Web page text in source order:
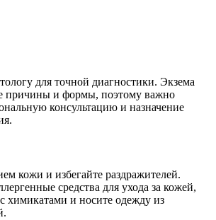
для точной диагностики. Экзема
причины и формы, поэтому важно
консультацию и назначение
кожи и избегайте раздражителей.
средства для ухода за кожей,
с химикатами и носите одежду из